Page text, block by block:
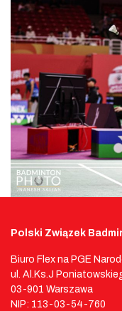
Polski Związek
Biuro Flex na PGE
ul. Al.Ks.J
03-901 Warszawa
NIP: 113-03-54-760